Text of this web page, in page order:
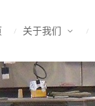
关于我们